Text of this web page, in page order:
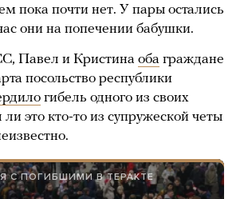
пока почти нет. У пары остались
они на попечении бабушки.
Павел и Кристина оба граждане
посольство республики
гибель одного из своих
это кто-то из супружеской четы
С ПОГИБШИМИ В ТЕРАКТЕ